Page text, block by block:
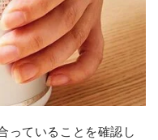
っていることを確認し